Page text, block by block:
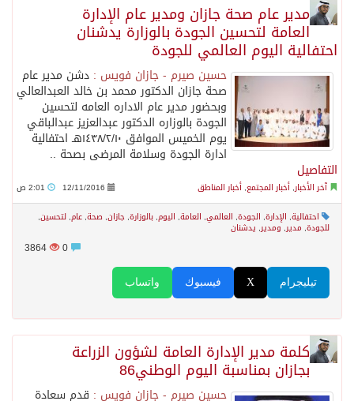
مدير عام صحة جازان ومدير عام الإدارة
العامة لتحسين الجودة بالوزارة يدشنان
احتفالية اليوم العالمي للجودة
حسين صيرم - جازان فويس : دشن مدير عام
صحة جازان الدكتور محمد بن خالد العبدالعالي
وبحضور مدير عام الاداره العامه لتحسين
الجودة بالوزاره الدكتور عبدالعزيز عبدالباقي
يوم الخميس الموافق ١٤٣٨/٢/١٠هـ احتفالية
ادارة الجودة وسلامة المرضى بصحة ..
التفاصيل
آخر الأخبار, أخبار المجتمع, أخبار المناطق 12/11/2016
احتفالية, الإدارة, الجودة, العالمي, العامة, اليوم, بالوزارة, جازان, صحة, عام, لتحسين,
للجودة, مدير,ومدير, يدشنان
3864
واتساب فيسبوك X تيليجرام
كلمة مدير اﻹدارة العامة لشؤون الزراعة
بجازان بمناسبة اليوم الوطني86
حسين صيرم - جازان فويس : قدم سعادة